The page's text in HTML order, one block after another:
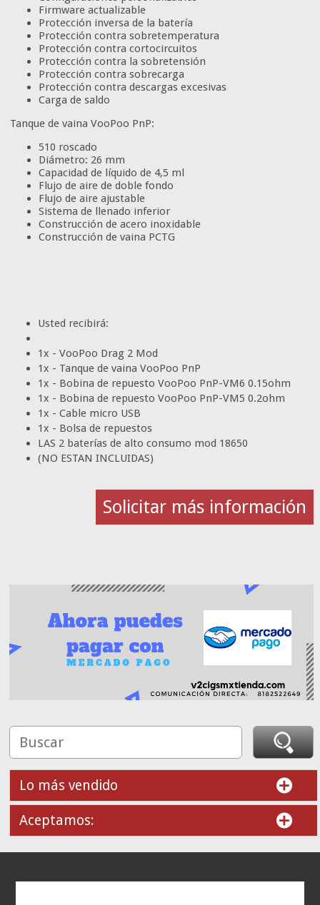
Firmware actualizable
Protección inversa de la batería
Protección contra sobretemperatura
Protección contra cortocircuitos
Protección contra la sobretensión
Protección contra sobrecarga
Protección contra descargas excesivas
Carga de saldo
Tanque de vaina VooPoo PnP:
510 roscado
Diámetro: 26 mm
Capacidad de líquido de 4,5 ml
Flujo de aire de doble fondo
Flujo de aire ajustable
Sistema de llenado inferior
Construcción de acero inoxidable
Construcción de vaina PCTG
Usted recibirá:
1x - VooPoo Drag 2 Mod
1x - Tanque de vaina VooPoo PnP
1x - Bobina de repuesto VooPoo PnP-VM6 0.15ohm
1x - Bobina de repuesto VooPoo PnP-VM5 0.2ohm
1x - Cable micro USB
1x - Bolsa de repuestos
LAS 2 baterías de alto consumo mod 18650
(NO ESTAN INCLUIDAS)
Solicitar más información
Lo más vendido
Aceptamos: